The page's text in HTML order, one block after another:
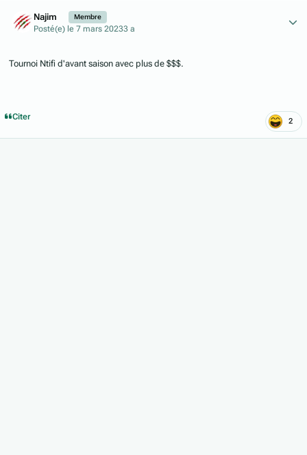
Najim Membre
Posté(e) le 7 mars 20233 a
Tournoi Ntifi d'avant saison avec plus de $$$.
Citer 2